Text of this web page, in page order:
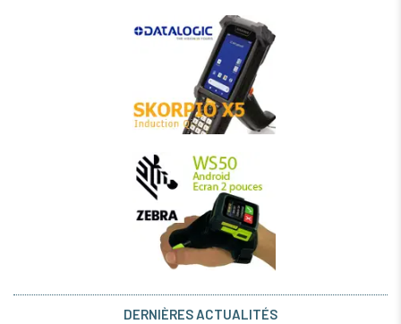
DERNIÈRES ACTUALITÉS